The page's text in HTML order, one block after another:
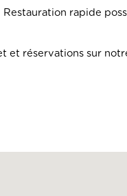
rapide
et réservations sur